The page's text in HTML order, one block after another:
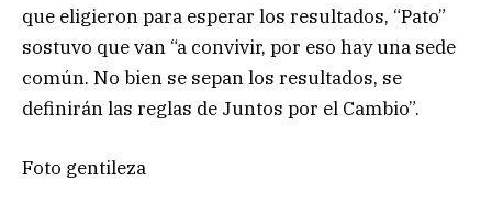
que eligieron para esperar los resultados, “Pato”
sostuvo que van “a convivir, por eso hay una sede
común. No bien se sepan los resultados, se
definirán las reglas de Juntos por el Cambio”.
Foto gentileza